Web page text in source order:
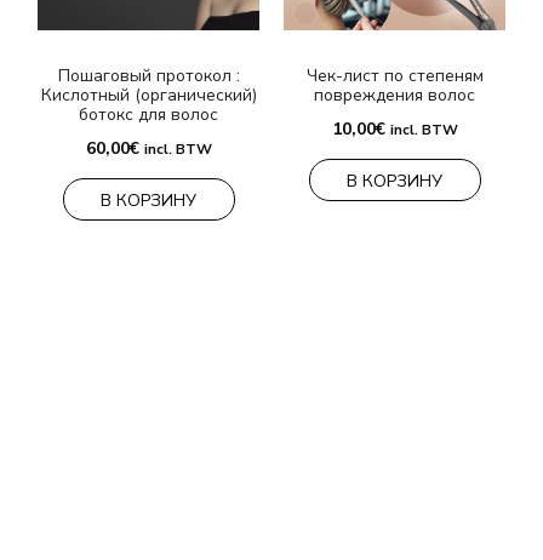
Пошаговый протокол :
Кислотный (органический)
ботокс для волос
60,00€ incl. BTW
В КОРЗИНУ
Чек-лист по степеням
повреждения волос
10,00€ incl. BTW
В КОРЗИНУ